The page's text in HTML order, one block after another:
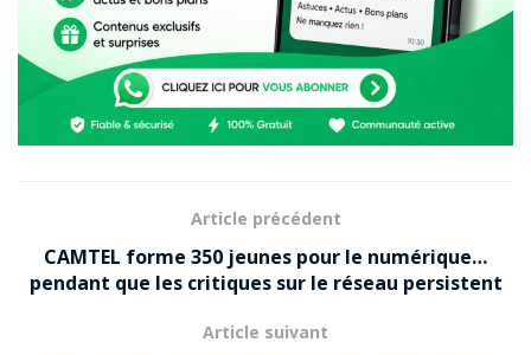
Article précédent
CAMTEL forme 350 jeunes pour le numérique…
pendant que les critiques sur le réseau persistent
Article suivant